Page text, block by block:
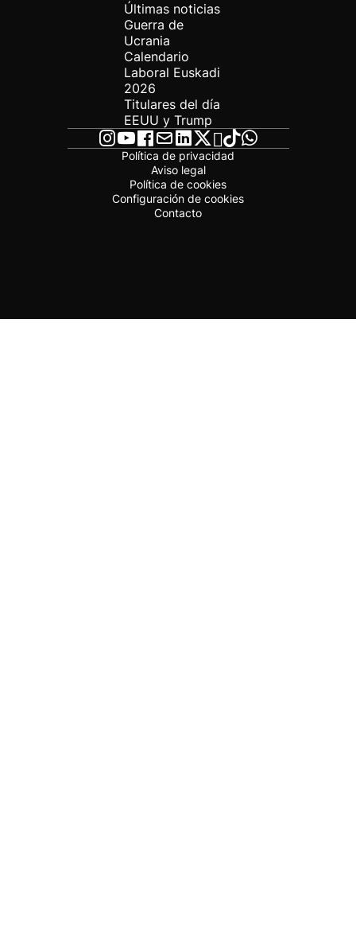
Últimas noticias
Guerra de
Ucrania
Calendario
Laboral Euskadi
2026
Titulares del día
EEUU y Trump
Política de privacidad
Aviso legal
Política de cookies
Configuración de cookies
Contacto